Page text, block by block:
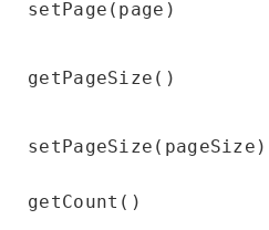
setPage(page)
getPageSize()
setPageSize(pageSize)
getCount()